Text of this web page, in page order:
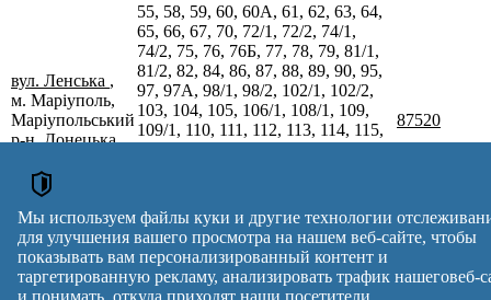
Почтовые индексы Украины. Обновлено : 07-08-2026.
вул. Ленська ,
м. Маріуполь,
Маріупольський
р-н, Донецька
55, 58, 59, 60, 60А, 61, 62, 63, 64,
65, 66, 67, 70, 72/1, 72/2, 74/1,
74/2, 75, 76, 76Б, 77, 78, 79, 81/1,
81/2, 82, 84, 86, 87, 88, 89, 90, 95,
97, 97А, 98/1, 98/2, 102/1, 102/2,
103, 104, 105, 106/1, 108/1, 109,
109/1, 110, 111, 112, 113, 114, 115,
136, 136А, 137, 138, 139, 140,
140А, 141, 142, 144
87520
Вулиця № будинків
Індекс
reklama
Мы используем файлы куки и другие технологии
для улучшения вашего просмотра на нашем веб-сайте, чтобы
показывать вам персонализированный контент и
таргетированную рекламу, анализировать трафик нашеговеб-
и понимать, откуда приходят наши посетители.